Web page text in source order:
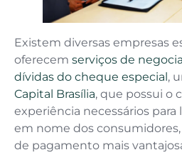
Existem diversas empresas
oferecem serviços de
dívidas do cheque especial ,
Capital Brasília, que possui o
experiência necessários para
em nome dos
de pagamento mais